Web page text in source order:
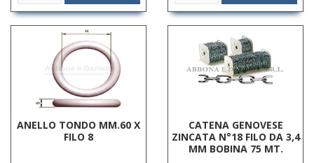
ANELLO TONDO MM.60 X
FILO 8
CATENA GENOVESE
ZINCATA N°18 FILO DA 3,4
MM BOBINA 75 MT.